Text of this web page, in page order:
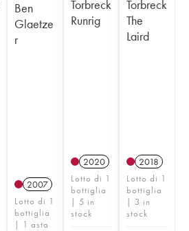
Ben
Glaetze
r
2007
Lotto di 1
bottiglia
| 1 asta
Torbreck
Runrig
2020
Lotto di 1
bottiglia
| 5 in
stock
Torbreck
The
Laird
2018
Lotto di 1
bottiglia
| 3 in
stock